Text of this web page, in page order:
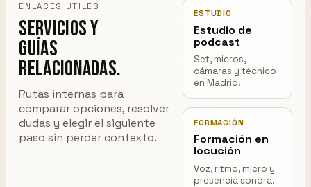
ENLACES ÚTILES
Servicios y
guías
relacionadas.
Rutas internas para
comparar opciones, resolver
dudas y elegir el siguiente
paso sin perder contexto.
ESTUDIO
Estudio de
podcast
Set, micros,
cámaras y técnico
en Madrid.
FORMACIÓN
Formación en
locución
Voz, ritmo, micro y
presencia sonora.